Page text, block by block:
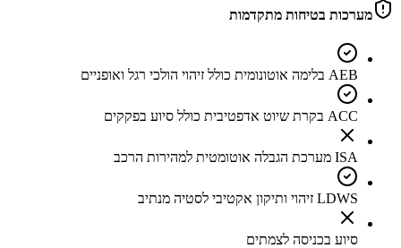
מערכות בטיחות מתקדמות
AEB בלימה אוטונומית כולל זיהוי הולכי רגל ואופניים
ACC בקרת שיוט אדפטיבית כולל סיוע בפקקים
ISA מערכת הגבלה אוטומטית למהירות הרכב
LDWS זיהוי ותיקון אקטיבי לסטיה מנתיב
סיוע בכניסה לצמתים